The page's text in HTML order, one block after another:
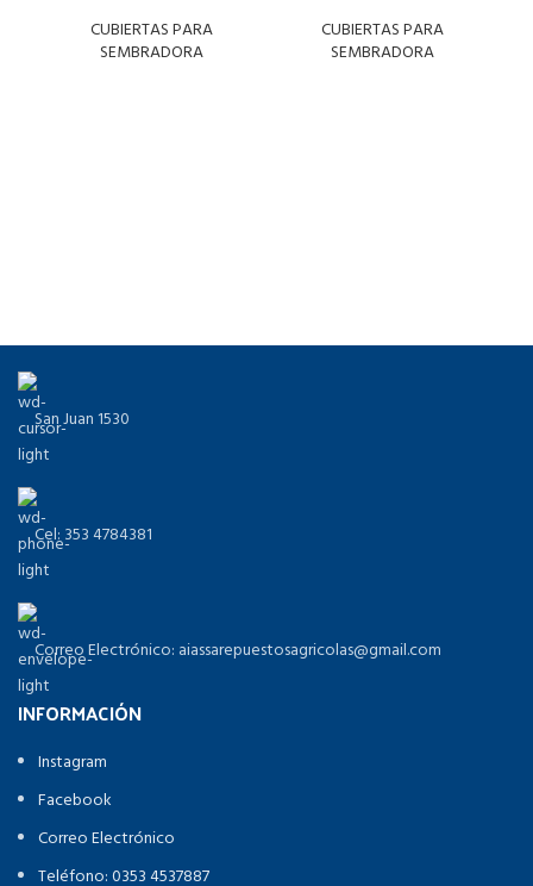
CUBIERTAS PARA
SEMBRADORA
CUBIERTAS PARA
SEMBRADORA
San Juan 1530
Cel: 353 4784381
Correo Electrónico: aiassarepuestosagricolas@gmail.com
INFORMACIÓN
Instagram
Facebook
Correo Electrónico
Teléfono: 0353 4537887